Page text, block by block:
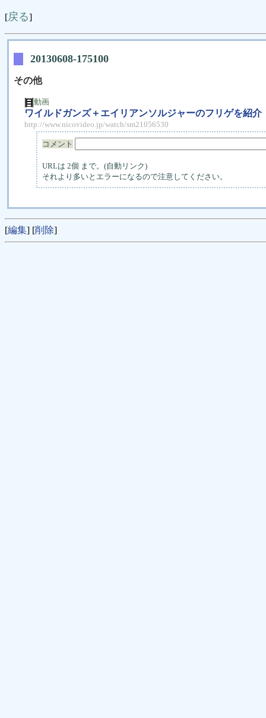
[戻る]
20130608-175100
その他
動画
ワイルドガンズ＋エイリアンソルジャーのフリゲを紹
http://www.nicovideo.jp/watch/sm21056530
コメント
URLは 2個 まで。(自動リンク)
それより多いとエラーになるので注意してください。
[編集] [削除]